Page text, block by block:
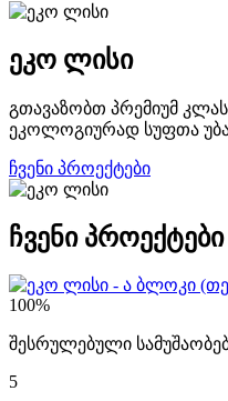
ეკო ლისი
გთავაზობთ პრემიუმ
ეკოლოგიურად სუფთა
ჩვენი პროექტები
ჩვენი პროექტები
100%
შესრულებული
5